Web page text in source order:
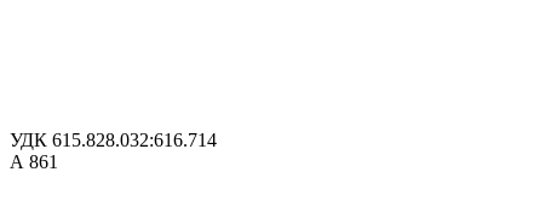
УДК 615.828.032:616.714
А 861